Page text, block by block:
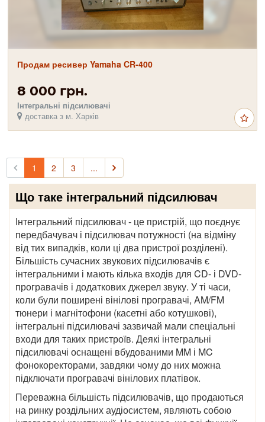
Продам ресивер Yamaha CR-400
8 000 грн.
Інтегральні підсилювачі
доставка з м. Харків
1 2 3 ...
Що таке інтегральний підсилювач
Інтегральний підсилювач - це пристрій, що поєднує
передбачувач і підсилювач потужності (на відміну
від тих випадків, коли ці два пристрої розділені).
Більшість сучасних звукових підсилювачів є
інтегральними і мають кілька входів для CD- і DVD-
програвачів і додаткових джерел звуку. У ті часи,
коли були поширені вінілові програвачі, AM/FM
тюнери і магнітофони (касетні або котушкові),
інтегральні підсилювачі зазвичай мали спеціальні
входи для таких пристроїв. Деякі інтегральні
підсилювачі оснащені вбудованими MM і MC
фонокоректорами, завдяки чому до них можна
підключати програвачі вінілових платівок.
Переважна більшість підсилювачів, що продаються
на ринку роздільних аудіосистем, являють собою